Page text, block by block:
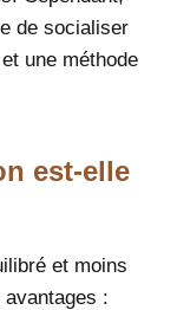
de socialiser
une méthode
est-elle
et moins
: